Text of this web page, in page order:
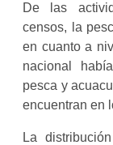
De las
censos, la
en cuanto a
nacional
pesca y
encuentran en
La